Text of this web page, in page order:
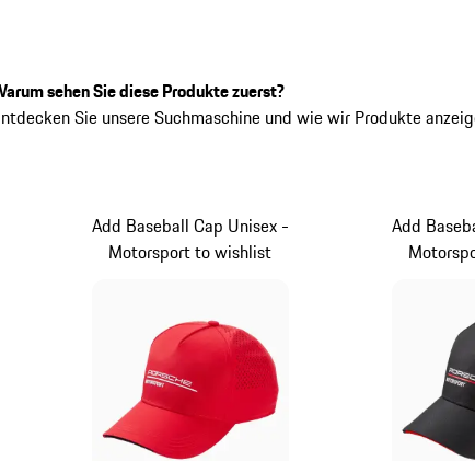
sehen Sie diese Produkte zuerst?
Sie unsere Suchmaschine und wie wir Produkte
Add Baseball Cap Unisex -
Motorsport to wishlist
Add